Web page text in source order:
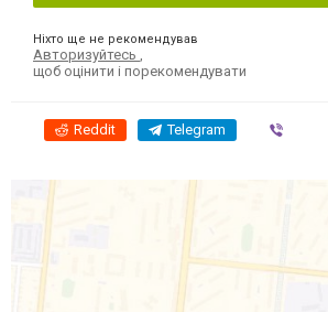
Ніхто ще не рекомендував
Авторизуйтесь
щоб оцінити і порекомендувати
Reddit Telegram